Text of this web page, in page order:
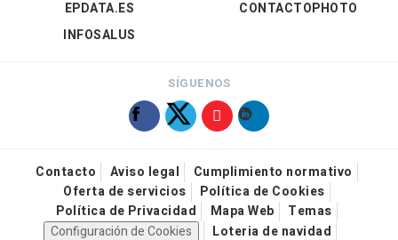
EPDATA.ES
INFOSALUS
CONTACTOPHOTO
SÍGUENOS
Contacto Aviso legal
Cumplimiento normativo
Oferta de servicios
Política de Cookies
Política de Privacidad
Mapa Web
Temas
Configuración de Cookies
Loteria de navidad